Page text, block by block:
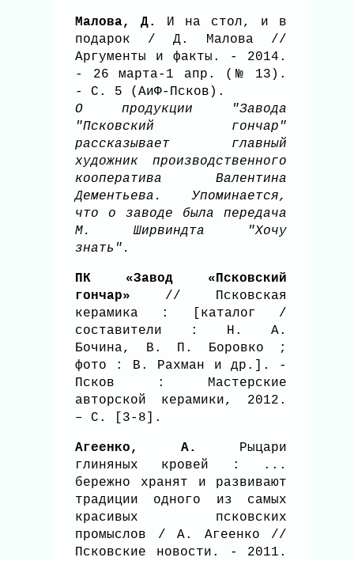
Малова, Д.
И на стол, и в
подарок / Д. Малова //
Аргументы и факты. - 2014.
- 26 марта-1 апр. (№ 13).
- С. 5 (АиФ-Псков).
О продукции "Завода
"Псковский гончар"
рассказывает главный
художник производственного
кооператива Валентина
Дементьева. Упоминается,
что о заводе была передача
М. Ширвиндта "Хочу
знать".
ПК «Завод «Псковский
гончар» // Псковская
керамика : [каталог /
составители : Н. А.
Бочина, В. П. Боровко ;
фото : В. Рахман и др.]. -
Псков : Мастерские
авторской керамики, 2012.
– С. [3-8].
Агеенко, А.
Рыцари
глиняных кровей : ...
бережно хранят и развивают
традиции одного из самых
красивых псковских
промыслов / А. Агеенко //
Псковские новости. - 2011.